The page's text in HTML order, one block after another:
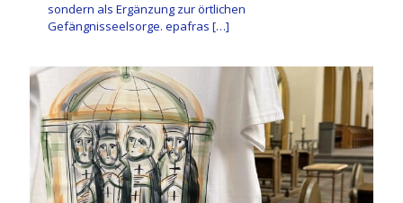
sondern als Ergänzung zur örtlichen
Gefängnisseelsorge. epafras […]